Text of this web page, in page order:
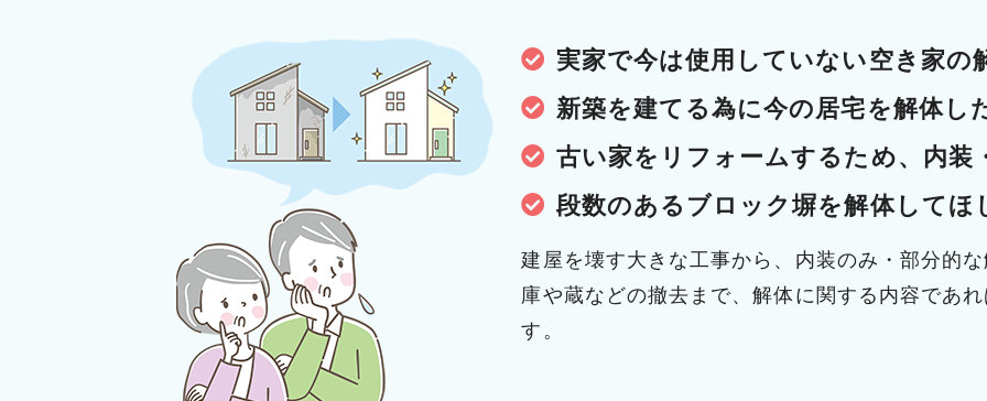
実家で今は使用していない空き家の
新築を建てる為に今の居宅を解体し
古い家をリフォームするため、内装
段数のあるブロック塀を解体してほ
建屋を壊す大きな工事から、内装のみ・部分的
庫や蔵などの撤去まで、解体に関する内容であ
す。